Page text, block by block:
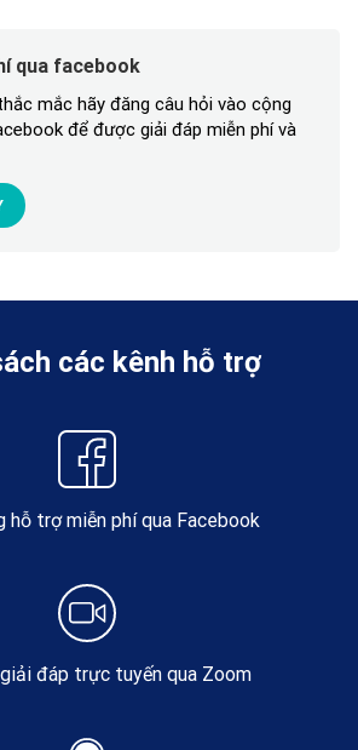
qua facebook
mắc hãy đăng câu hỏi vào cộng
để được giải đáp miễn phí và
các kênh hỗ trợ
hỗ trợ miễn phí qua Facebook
đáp trực tuyến qua Zoom